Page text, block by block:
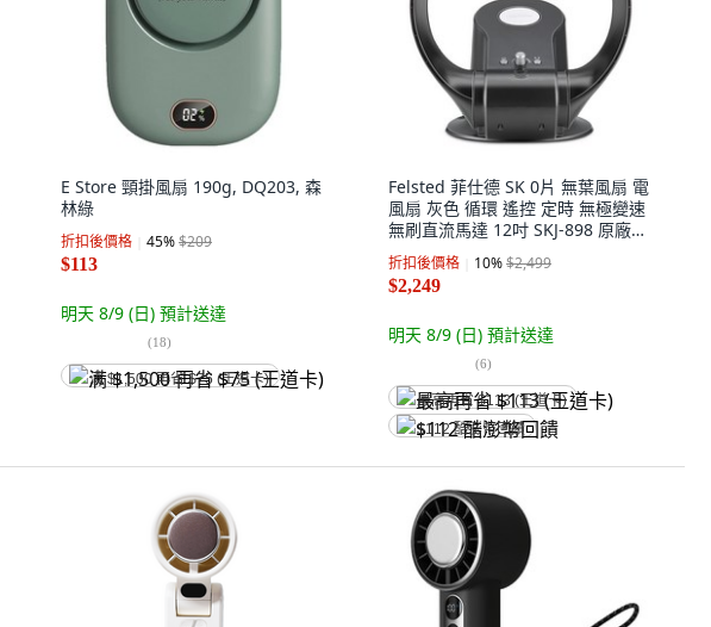
E Store 頸掛風扇 190g, DQ203, 森
林綠
折扣後價格 45%$209
$113
明天 8/9 (日) 預計送達
(18)
满 $1,500 再省 $75 (王道卡)
Felsted 菲仕德 SK 0片 無葉風扇 電
風扇 灰色 循環 遙控 定時 無極變速
無刷直流馬達 12吋 SKJ-898 原廠保
固
折扣後價格 10%$2,499
$2,249
明天 8/9 (日) 預計送達
(6)
最高再省 $113 (王道卡)
$112 酷澎幣回饋